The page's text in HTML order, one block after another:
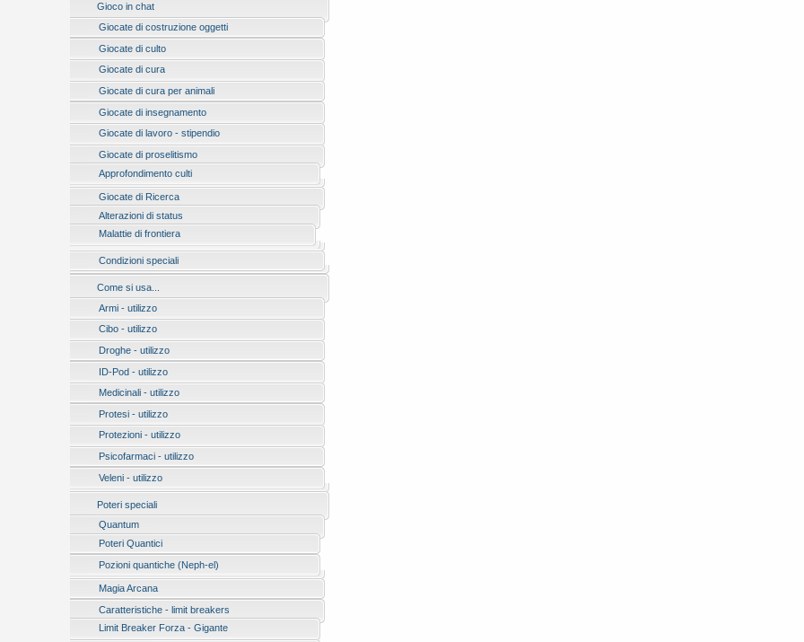
Gioco in chat
Giocate di costruzione oggetti
Giocate di culto
Giocate di cura
Giocate di cura per animali
Giocate di insegnamento
Giocate di lavoro - stipendio
Giocate di proselitismo
Approfondimento culti
Giocate di Ricerca
Alterazioni di status
Malattie di frontiera
Condizioni speciali
Come si usa...
Armi - utilizzo
Cibo - utilizzo
Droghe - utilizzo
ID-Pod - utilizzo
Medicinali - utilizzo
Protesi - utilizzo
Protezioni - utilizzo
Psicofarmaci - utilizzo
Veleni - utilizzo
Poteri speciali
Quantum
Poteri Quantici
Pozioni quantiche (Neph-el)
Magia Arcana
Caratteristiche - limit breakers
Limit Breaker Forza - Gigante